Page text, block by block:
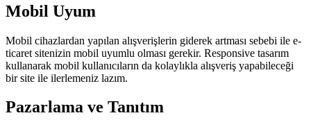
Mobil Uyum
Mobil cihazlardan yapılan alışverişlerin giderek artması sebebi ile e-
ticaret sitenizin mobil uyumlu olması gerekir. Responsive tasarım
kullanarak mobil kullanıcıların da kolaylıkla alışveriş yapabileceği
bir site ile ilerlemeniz lazım.
Pazarlama ve Tanıtım